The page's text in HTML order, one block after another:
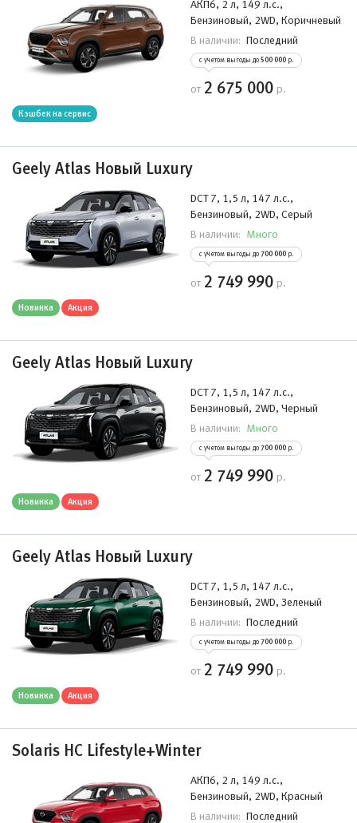
АКП6, 2 л, 149 л.с.,
Бензиновый, 2WD, Коричневый
В наличии: Последний
с учетом выгоды до 500 000 р.
от 2 675 000 р.
Кэшбек на сервис
Geely Atlas Новый Luxury
DCT 7, 1,5 л, 147 л.с.,
Бензиновый, 2WD, Серый
В наличии: Много
с учетом выгоды до 700 000 р.
от 2 749 990 р.
Новинка Акция
Geely Atlas Новый Luxury
DCT 7, 1,5 л, 147 л.с.,
Бензиновый, 2WD, Черный
В наличии: Много
с учетом выгоды до 700 000 р.
от 2 749 990 р.
Новинка Акция
Geely Atlas Новый Luxury
DCT 7, 1,5 л, 147 л.с.,
Бензиновый, 2WD, Зеленый
В наличии: Последний
с учетом выгоды до 700 000 р.
от 2 749 990 р.
Новинка Акция
Solaris HC Lifestyle+Winter
АКП6, 2 л, 149 л.с.,
Бензиновый, 2WD, Красный
В наличии: Последний